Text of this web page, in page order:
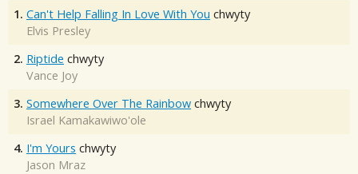
1. Can't Help Falling In Love With You chwyty
Elvis Presley
2. Riptide chwyty
Vance Joy
3. Somewhere Over The Rainbow chwyty
Israel Kamakawiwo'ole
4. I'm Yours chwyty
Jason Mraz